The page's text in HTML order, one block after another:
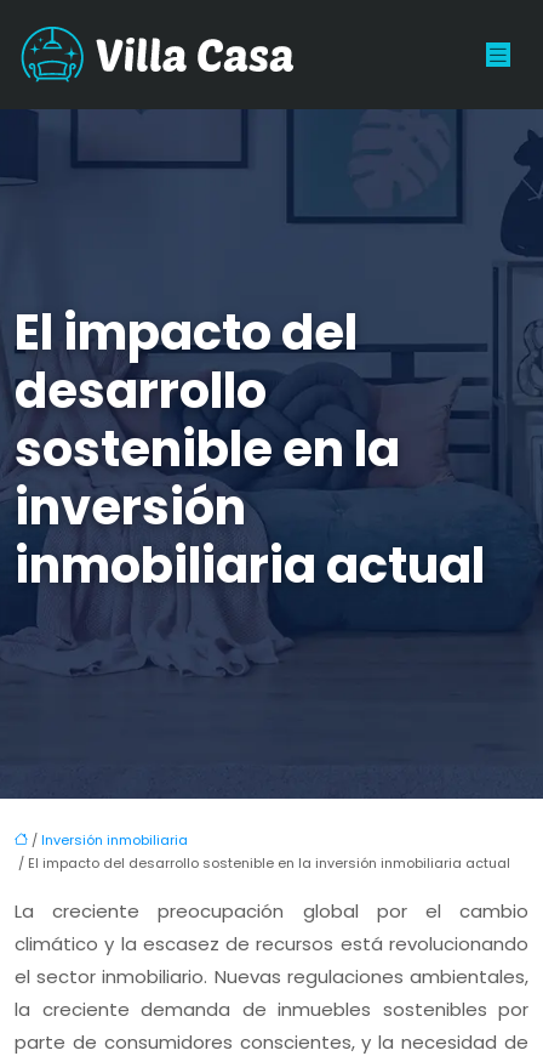
El impacto del
desarrollo
sostenible en la
inversión
inmobiliaria actual
/Inversión inmobiliaria
/ El impacto del desarrollo sostenible en la inversión inmobiliaria actual
La creciente preocupación global por el cambio
climático y la escasez de recursos está revolucionando
el sector inmobiliario. Nuevas regulaciones ambientales,
la creciente demanda de inmuebles sostenibles por
parte de consumidores conscientes, y la necesidad de